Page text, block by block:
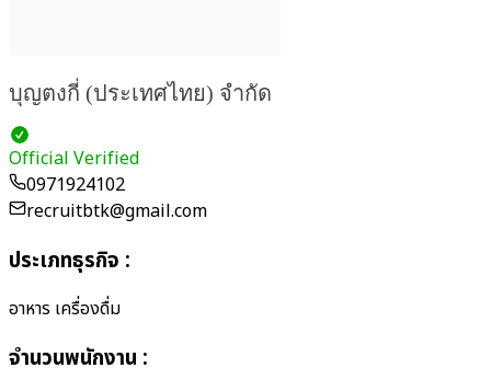
บุญตงกี่ (ประเทศไทย) จํากัด
Official Verified
0971924102
recruitbtk@gmail.com
ประเภทธุรกิจ :
อาหาร เครื่องดื่ม
จำนวนพนักงาน :